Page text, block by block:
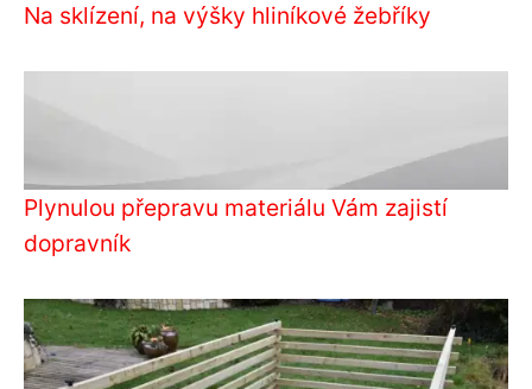
Na sklízení, na výšky hliníkové žebříky
Plynulou přepravu materiálu Vám zajistí
dopravník